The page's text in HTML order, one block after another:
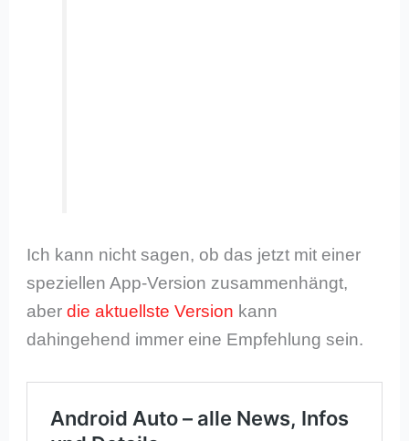
Ich kann nicht sagen, ob das jetzt mit einer
speziellen App-Version zusammenhängt,
aberdie aktuellste Version kann
dahingehend immer eine Empfehlung sein.